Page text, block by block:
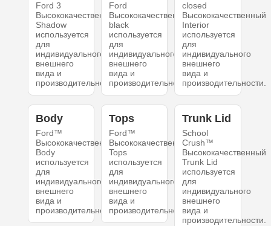
Ford 3
Высококачественный
Shadow
используется
для
индивидуального
внешнего
вида и
производительности.
Ford
Высококачественный
black
используется
для
индивидуального
внешнего
вида и
производительности.
closed
Высококачественный
Interior
используется
для
индивидуального
внешнего
вида и
производительности.
Body
Ford™
Высококачественный
Body
используется
для
индивидуального
внешнего
вида и
производительности.
Tops
Ford™
Высококачественный
Tops
используется
для
индивидуального
внешнего
вида и
производительности.
Trunk Lid
School
Crush™
Высококачественный
Trunk Lid
используется
для
индивидуального
внешнего
вида и
производительности.